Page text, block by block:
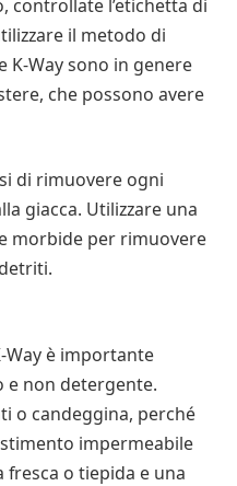
controllate l’etichetta di
il metodo di
K-Way sono in genere
che possono avere
di rimuovere ogni
giacca. Utilizzare una
morbide per rimuovere
Way è importante
e non detergente.
o candeggina, perché
impermeabile
fresca o tiepida e una